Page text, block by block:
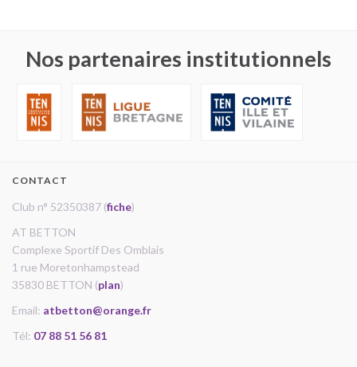
Nos partenaires institutionnels
CONTACT
Club n° 52350387 (fiche)
AT BETTON
Complexe Sportif Des Omblais
1 rue Moretonhampstead
35830 BETTON (plan)
Email: atbetton@orange.fr
Tél: 07 88 51 56 81